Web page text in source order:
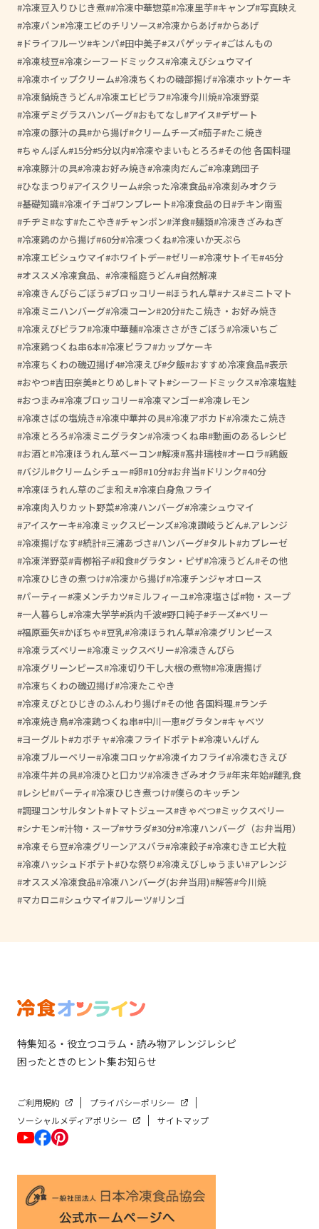
冷凍豆入りひじき煮 #冷凍中華惣菜 冷凍里芋 キャンプ 写真映え
冷凍パン 冷凍エビのチリソース 冷凍からあげ からあげ
ドライフルーツ キンパ 田中美子 スパゲッティ
ごはんもの
冷凍枝豆 冷凍シーフードミックス 冷凍えびシュウマイ
冷凍ホイップクリーム 冷凍ちくわの磯部揚げ 冷凍ホットケーキ
冷凍鍋焼きうどん 冷凍エビピラフ 冷凍今川焼 冷凍野菜
冷凍デミグラスハンバーグ おもてなし アイス デザート
冷凍の豚汁の具 から揚げ クリームチーズ 茄子 たこ焼き
ちゃんぽん 15分 5分以内 冷凍やまいもとろろ その他 各国料理
冷凍豚汁の具 冷凍お好み焼き 冷凍肉だんご 冷凍鶏団子
ひなまつり アイスクリーム 余った冷凍食品 冷凍刻みオクラ
基礎知識 冷凍イチゴ ワンプレート 冷凍食品の日 チキン南蛮
チヂミ なす たこやき チャンポン 洋食 麺類 冷凍きざみねぎ
冷凍鶏のから揚げ 60分 冷凍つくね 冷凍いか天ぷら
冷凍エビシュウマイ ホワイトデー ゼリー 冷凍サトイモ 45分
オススメ冷凍食品、
冷凍稲庭うどん 自然解凍
冷凍きんぴらごぼう ブロッコリー ほうれん草 ナス ミニトマト
冷凍ミニハンバーグ 冷凍コーン 20分 たこ焼き・お好み焼き
冷凍えびピラフ 冷凍中華麺 冷凍ささがきごぼう 冷凍いちご
冷凍鶏つくね串6本 冷凍ピラフ カップケーキ
冷凍ちくわの磯辺揚げ4 冷凍えび 夕飯 おすすめ冷凍食品 表示
おやつ 吉田奈美 とりめし トマト シーフードミックス 冷凍塩鮭
おつまみ 冷凍ブロッコリー 冷凍マンゴー 冷凍レモン
冷凍さばの塩焼き 冷凍中華丼の具 冷凍アボカド 冷凍たこ焼き
冷凍とろろ 冷凍ミニグラタン 冷凍つくね串 動画のあるレシピ
お酒と 冷凍ほうれん草ベーコン 解凍 髙井瑞枝 オーロラ 鶏飯
バジル クリームシチュー 卵 10分 お弁当 ドリンク 40分
冷凍ほうれん草のごま和え 冷凍白身魚フライ
冷凍肉入りカット野菜 冷凍ハンバーグ 冷凍シュウマイ
アイスケーキ 冷凍ミックスビーンズ 冷凍讃岐うどん .アレンジ
冷凍揚げなす 統計 三浦あづさ ハンバーグ タルト カプレーゼ
冷凍洋野菜 青栁裕子 和食 グラタン・ピザ 冷凍うどん その他
冷凍ひじきの煮つけ 冷凍から揚げ 冷凍チンジャオロース
パーティー 凍メンチカツ ミルフィーユ 冷凍塩さば 物・スープ
一人暮らし 冷凍大学芋 浜内千波 野口純子 チーズ ベリー
福原亜矢 かぼちゃ 豆乳 冷凍ほうれん草 冷凍グリンピース
冷凍ラズベリー 冷凍ミックスベリー 冷凍きんぴら
冷凍グリーンピース 冷凍切り干し大根の煮物 冷凍唐揚げ
冷凍ちくわの磯辺揚げ 冷凍たこやき
冷凍えびとひじきのふんわり揚げ その他 各国料理. ランチ
冷凍焼き鳥 冷凍鶏つくね串 中川一恵 グラタン キャベツ
ヨーグルト カボチャ 冷凍フライドポテト 冷凍いんげん
冷凍ブルーベリー 冷凍コロッケ 冷凍イカフライ 冷凍むきえび
冷凍牛丼の具 冷凍ひと口カツ 冷凍きざみオクラ 年末年始 離乳食
レシピ パーティ 冷凍ひじき煮つけ 僕らのキッチン
調理コンサルタント
トマトジュース きゃべつ ミックスベリー
シナモン 汁物・スープ サラダ 30分 冷凍ハンバーグ（お弁当用）
冷凍そら豆 冷凍グリーンアスパラ 冷凍餃子 冷凍むきエビ大粒
冷凍ハッシュドポテト ひな祭り 冷凍えびしゅうまい アレンジ
オススメ冷凍食品 冷凍ハンバーグ(お弁当用) 解答 今川焼
マカロニ シュウマイ フルーツ リンゴ
特集知る・役立つコラム・読み物アレンジレシピ
困ったときのヒント集お知らせ
ご利用規約
プライバシーポリシー
ソーシャルメディアポリシー
サイトマップ